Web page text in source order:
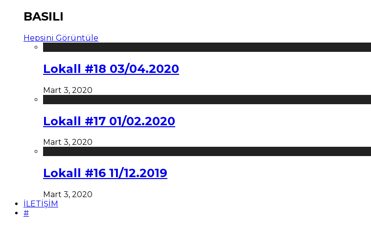
BASILI
Hepsini Görüntüle
Lokall #18 03/04.2020
Mart 3, 2020
Lokall #17 01/02.2020
Mart 3, 2020
Lokall #16 11/12.2019
Mart 3, 2020
İLETİŞİM
#